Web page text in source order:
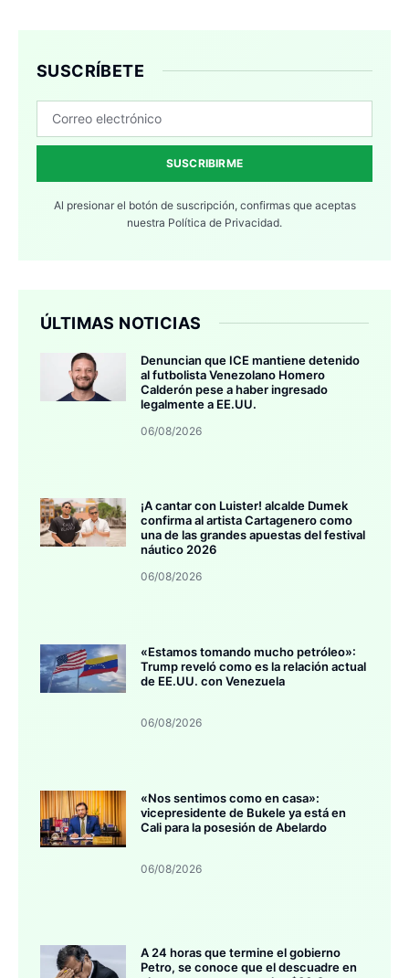
SUSCRÍBETE
SUSCRIBIRME
Al presionar el botón de suscripción, confirmas que aceptas
nuestra Política de Privacidad.
ÚLTIMAS NOTICIAS
Denuncian que ICE mantiene detenido
al futbolista Venezolano Homero
Calderón pese a haber ingresado
legalmente a EE.UU.
06/08/2026
¡A cantar con Luister! alcalde Dumek
confirma al artista Cartagenero como
una de las grandes apuestas del festival
náutico 2026
06/08/2026
«Estamos tomando mucho petróleo»:
Trump reveló como es la relación actual
de EE.UU. con Venezuela
06/08/2026
«Nos sentimos como en casa»:
vicepresidente de Bukele ya está en
Cali para la posesión de Abelardo
06/08/2026
A 24 horas que termine el gobierno
Petro, se conoce que el descuadre en